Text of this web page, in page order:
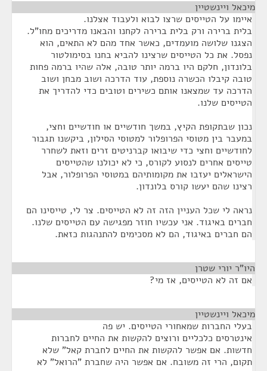
מיכאל ויינשטיין
איימו על הטייסים שרצו לבוא ולעבוד אצלנו.
בלית ברירה ורק בלית ברירה לקחנו והבאנו מדריכים מחו"ל.
הצגנו שלושה מועמדים, כאשר אחד מהם לא התאים, הוא
נפסל. את כל הטייסים שרצינו להביא בחנו בסימולטור
בלונדון, חלקם היו ברמה יותר טובה, אלה שהיו ברמה פחות
טובה קיבלו הכשרה נוספת, עוד הדרכה ושוב מבחן ושוב
הדרכה עד שמצאנו אותם כשירים וטובים כדי להדריך את
הטייסים שלנו.
נכון שבתקופת הקיץ, במשך חודשיים או חודשיים וחצי,
במעבר בין מטוסי הפרופלור למטוסי הסילון, ביקשנו תגבור
לחודשיים וחצי כדי שיבואו קברניטים זרים וזאת לשחרר
טייסים אחרים לנסוע לקורס, כי לא יכולנו שהטייסים
הישראלים יעזבו את מקומותיהם במטוסי הפרופלור, אבל
רצינו שהם יעשו קורס בלונדון.
נראה לי שכל העניין הזה זה לא הטייסים. צר לי, טייסינו הם
חברים באיגוד. אני עכשיו חוזר מפגישה עם הטייסים שלנו.
הם חברים באיגוד, הם לא מסכימים להתנהגות כזאת.
היו"ר יורי שטרן
אם זה לא הטייסים, אז מי?
מיכאל ויינשטיין
בעלי החברות שמאחורי הטייסים. יש פה
אינטרסים כלכליים ורוצים להקשות את החיים לחברות
חדשות. אם אפשר להקשות את החיים לחברת קאל" שלא
תקום, הרי זה משובח. אם אפשר היה שחברת "הרואל" לא